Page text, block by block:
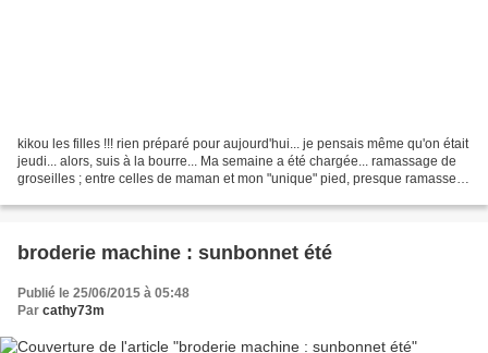
kikou les filles !!! rien préparé pour aujourd'hui... je pensais même qu'on était
jeudi... alors, suis à la bourre... Ma semaine a été chargée... ramassage de
groseilles ; entre celles de maman et mon "unique" pied, presque ramasser
broderie machine : sunbonnet été
Publié le 25/06/2015 à 05:48
Par cathy73m